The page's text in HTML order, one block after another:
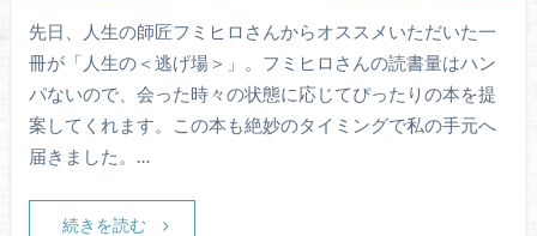
先日、人生の師匠フミヒロさんからオススメいただいた一
冊が「人生の＜逃げ場＞」。フミヒロさんの読書量はハン
パないので、会った時々の状態に応じてぴったりの本を提
案してくれます。この本も絶妙のタイミングで私の手元へ
届きました。…
続きを読む